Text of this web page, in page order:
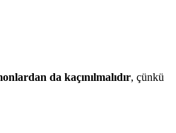
da kaçınılmalıdır, çünkü